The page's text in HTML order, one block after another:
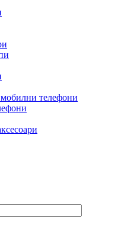
мобилни телефони